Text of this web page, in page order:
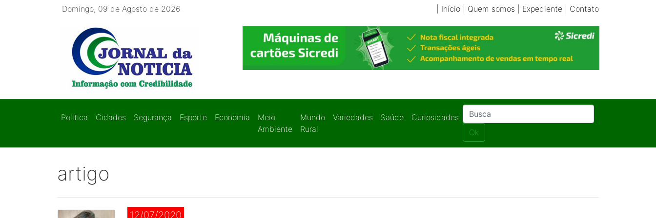
Domingo, 09 de Agosto de 2026 Início| Quem somos Expediente| Contato
Politica Cidades Segurança Esporte Economia
Meio
Ambiente
Mundo
Rural
Variedades Saúde
Curiosidades
Ok
artigo
12/07/2020